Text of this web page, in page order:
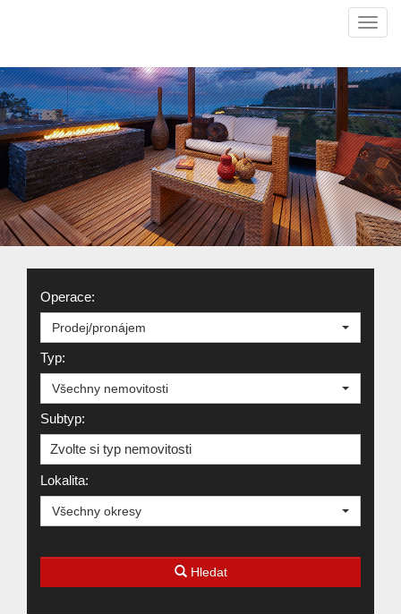
Operace:
Prodej/pronájem
Typ:
Všechny nemovitosti
Subtyp:
Zvolte si typ nemovitosti
Lokalita:
Všechny okresy
Hledat